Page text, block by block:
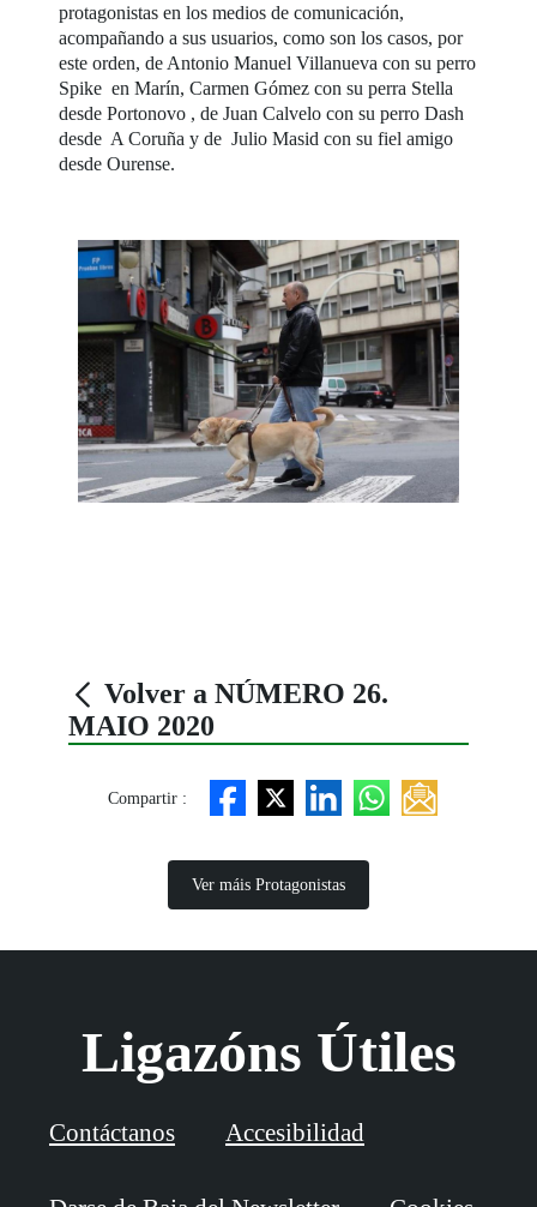
protagonistas en los medios de comunicación,
acompañando a sus usuarios, como son los casos, por
este orden, de Antonio Manuel Villanueva con su perro
Spike en Marín, Carmen Gómez con su perra Stella
desde Portonovo , de Juan Calvelo con su perro Dash
desde A Coruña y de Julio Masid con su fiel amigo
desde Ourense.
Volver a NÚMERO 26.
MAIO 2020
Compartir :
Ver máis Protagonistas
Ligazóns Útiles
Contáctanos Accesibilidad